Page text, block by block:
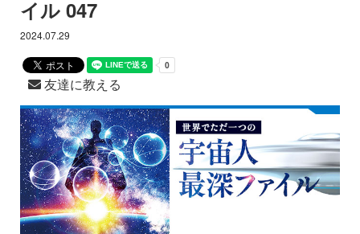
イル 047
2024.07.29
友達に教える